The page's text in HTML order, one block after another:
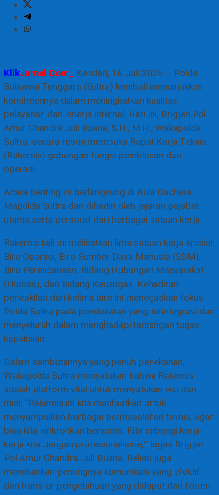
KlikJurnal.Com_ Kendari, 16 Juli 2025 – Polda
Sulawesi Tenggara (Sultra) kembali menunjukkan
komitmennya dalam meningkatkan kualitas
pelayanan dan kinerja internal. Hari ini, Brigjen Pol
Amur Chandra Juli Buana, S.H., M.H., Wakapolda
Sultra, secara resmi membuka Rapat Kerja Teknis
(Rakernis) gabungan fungsi pembinaan dan
operasi.
Acara penting ini berlangsung di Aula Dachara
Mapolda Sultra dan dihadiri oleh jajaran pejabat
utama serta personel dari berbagai satuan kerja.
Rakernis kali ini melibatkan lima satuan kerja krusial:
Biro Operasi, Biro Sumber Daya Manusia (SDM),
Biro Perencanaan, Bidang Hubungan Masyarakat
(Humas), dan Bidang Keuangan. Kehadiran
perwakilan dari kelima biro ini menegaskan fokus
Polda Sultra pada pendekatan yang terintegrasi dan
menyeluruh dalam menghadapi tantangan tugas
kepolisian.
Dalam sambutannya yang penuh penekanan,
Wakapolda Sultra menyatakan bahwa Rakernis
adalah platform vital untuk menyatukan visi dan
misi. “Rakernis ini kita manfaatkan untuk
menyampaikan berbagai permasalahan teknis, agar
bisa kita sinkronkan bersama. Kita imbangi kerja-
kerja kita dengan profesionalisme,” tegas Brigjen
Pol Amur Chandra Juli Buana. Beliau juga
menekankan pentingnya komunikasi yang efektif
dan transfer pengetahuan yang didapat dari forum